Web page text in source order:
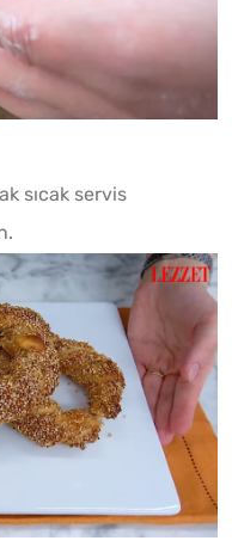
sıcak servis